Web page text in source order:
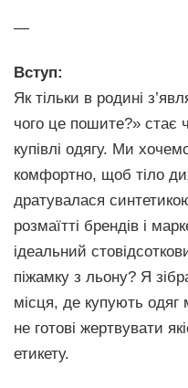
—
Вступ:
Як тільки в родині
чого це пошите?» стає
купівлі одягу. Ми
комфортно, щоб тіло
дратувалася
розмаїтті брендів і
ідеальний
піжамку з льону? Я
місця, де купують одяг
не готові жертвувати
етикету.